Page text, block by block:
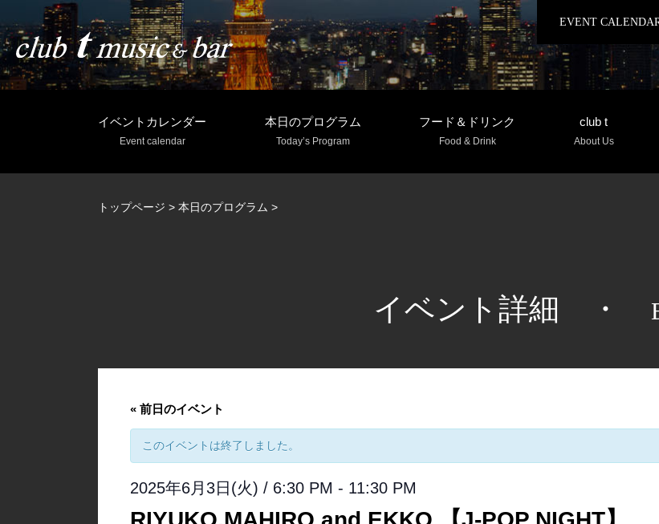
EVENT
イベントカレンダー
Event calendar
本日のプログラム
Today’s Program
フード＆ドリンク
Food & Drink
club t
About Us
トップページ > 本日のプログラム >
イベント詳細 ・
« 前日のイベント
このイベントは終了しました。
2025年6月3日(火) / 6:30 PM - 11:30 PM